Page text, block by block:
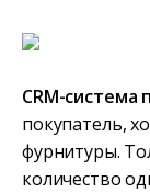
CRM-система
покупатель,
фурнитуры.
количество